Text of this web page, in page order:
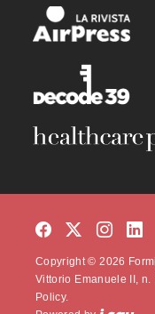
Copyright © 2026
Vittorio Emanuele II, n.
Policy.